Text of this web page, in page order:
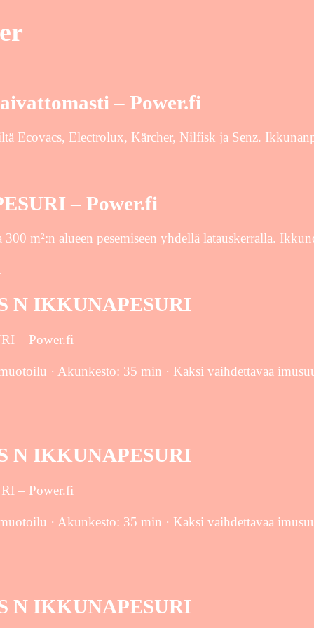
– Power.fi
Ecovacs, Electrolux, Kärcher, Nilfisk ja Senz.
– Power.fi
m²:n alueen pesemiseen yhdellä latauskerralla.
N IKKUNAPESURI
– Power.fi
· Akunkesto: 35 min · Kaksi vaihdettavaa
N IKKUNAPESURI
– Power.fi
· Akunkesto: 35 min · Kaksi vaihdettavaa
N IKKUNAPESURI